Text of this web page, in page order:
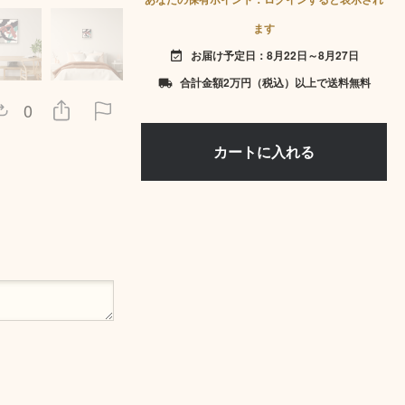
0
ます
event_available お届け予定日：8月22日～8月27日
local_shipping 合計金額2万円（税込）以上で送料無料